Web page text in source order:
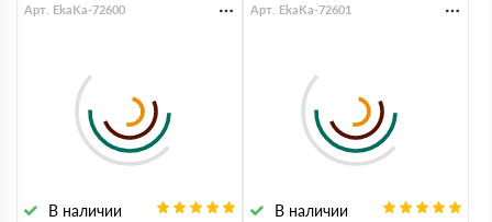
В наличии
Арт. EkaKa-72600
В наличии
Арт. EkaKa-72601